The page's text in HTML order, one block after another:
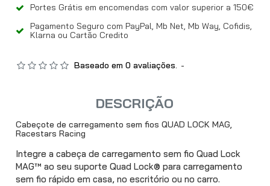
Portes Grátis em encomendas com valor superior a 150€
Pagamento Seguro com PayPal, Mb Net, Mb Way, Cofidis,
Klarna ou Cartão Credito
Baseado em 0 avaliações. -
DESCRIÇÃO
Cabeçote de carregamento sem fios QUAD LOCK MAG,
Racestars Racing
Integre a cabeça de carregamento sem fio Quad Lock
MAG™ ao seu suporte Quad Lock® para carregamento
sem fio rápido em casa, no escritório ou no carro.